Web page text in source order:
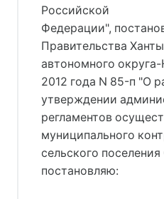
Российской
Федерации",
Правительства
автономного
2012 года N 85-п "О
утверждении
регламентов
муниципального
сельского
постановляю: